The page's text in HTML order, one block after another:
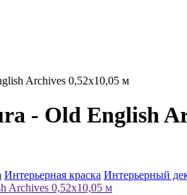
Archives 0,52x10,05 м
- Old English
Интерьерная краска Интерьерный